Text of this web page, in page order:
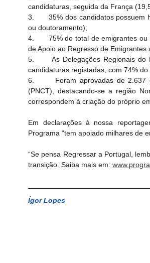
candidaturas, seguida da França
3.      35% dos candidatos
ou doutoramento);
4.      75% do total de emigrantes
de Apoio ao Regresso de
5.      As Delegações Regionais
candidaturas registadas, com 74% do
6.      Foram aprovadas de
(PNCT), destacando-se a região
correspondem à criação do próprio
Em declarações à nossa
Programa “tem apoiado milhares de
“Se pensa Regressar a Portugal,
transição. Saiba mais em:
Ígor Lopes